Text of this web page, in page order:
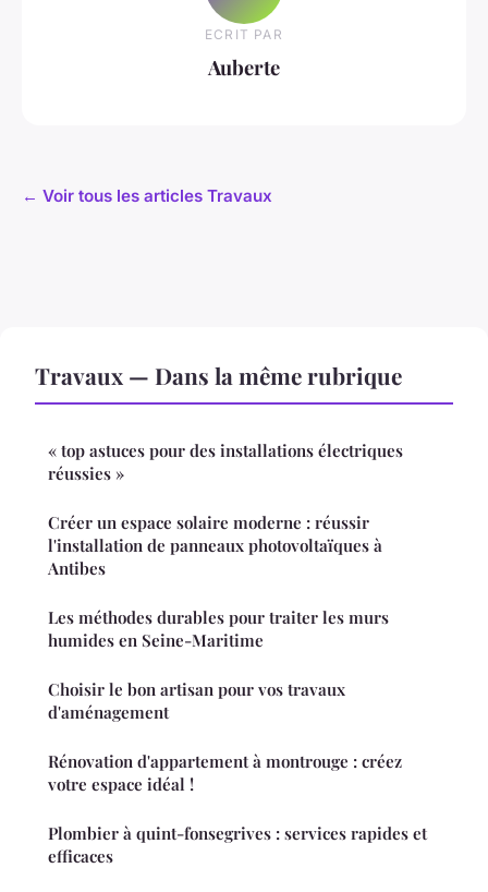
ECRIT PAR
Auberte
← Voir tous les articles Travaux
Travaux — Dans la même rubrique
« top astuces pour des installations électriques
réussies »
Créer un espace solaire moderne : réussir
l'installation de panneaux photovoltaïques à
Antibes
Les méthodes durables pour traiter les murs
humides en Seine-Maritime
Choisir le bon artisan pour vos travaux
d'aménagement
Rénovation d'appartement à montrouge : créez
votre espace idéal !
Plombier à quint-fonsegrives : services rapides et
efficaces